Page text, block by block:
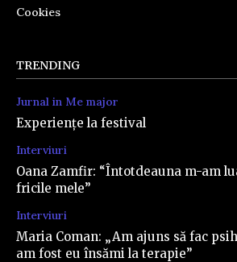
Cookies
TRENDING
Jurnal in Me major
Experiențe la festival
Interviuri
Oana Zamfir: “Întotdeauna m-am
fricile mele”
Interviuri
Maria Coman: „Am ajuns să fac
am fost eu însămi la terapie”